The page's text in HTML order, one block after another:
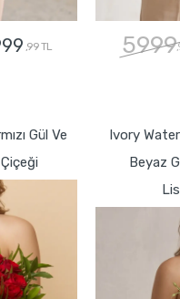
,99 TL 5999
Gül Ve
Ivory
Beyaz